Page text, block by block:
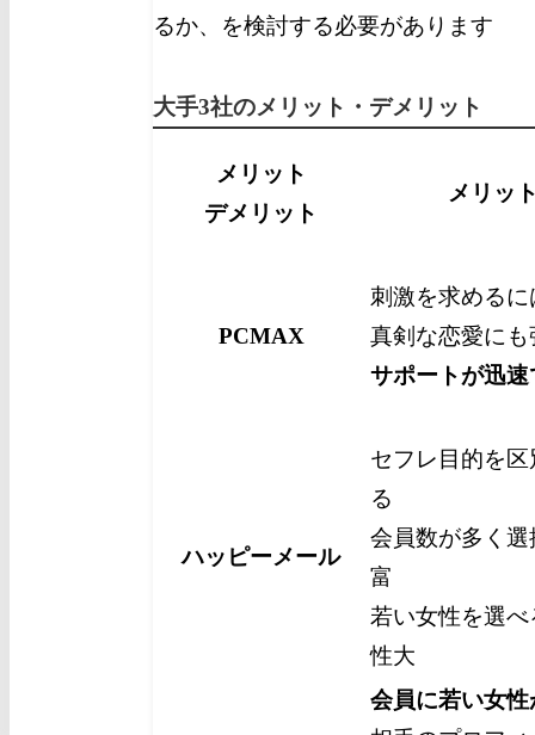
るか、を検討する必要があります
大手3社のメリット・デメリット
メリット
デメリット
メリッ
PCMAX
刺激を求めるに
真剣な恋愛にも
サポートが迅速
ハッピーメール
セフレ目的を区
る
会員数が多く選
富
若い女性を選べ
性大
会員に若い女性